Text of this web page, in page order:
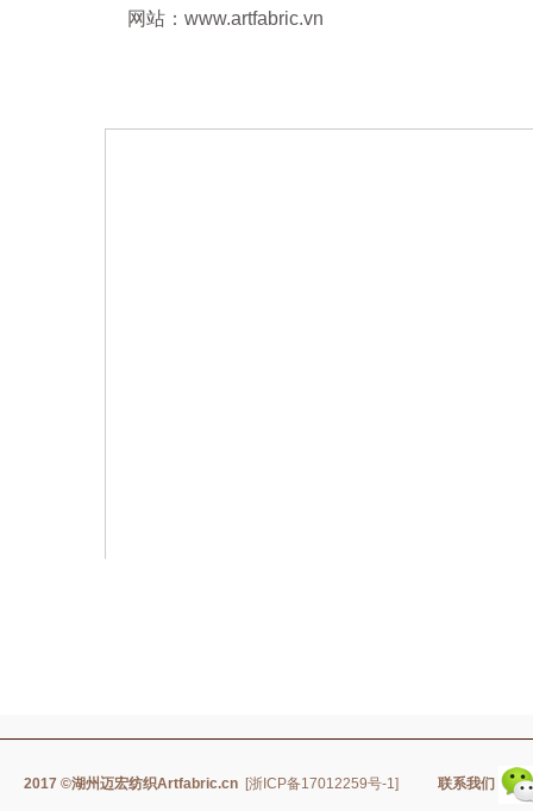
网站：www.artfabric.vn
2017 ©湖州迈宏纺织Artfabric.cn [浙ICP备17012259号-1] 联系我们